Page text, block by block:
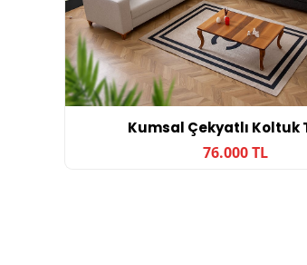
Kumsal Çekyatlı Koltuk
76.000 TL